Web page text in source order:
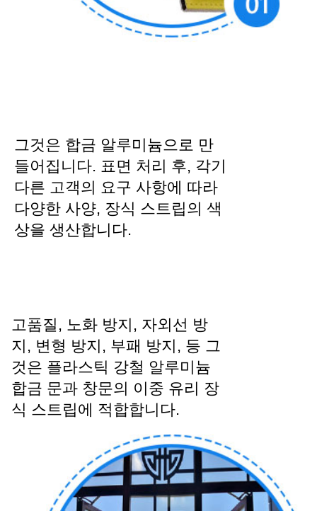
그것은 합금 알루미늄으로 만
들어집니다. 표면 처리 후, 각기
다른 고객의 요구 사항에 따라
다양한 사양, 장식 스트립의 색
상을 생산합니다.
고품질, 노화 방지, 자외선 방
지, 변형 방지, 부패 방지, 등 그
것은 플라스틱 강철 알루미늄
합금 문과 창문의 이중 유리 장
식 스트립에 적합합니다.